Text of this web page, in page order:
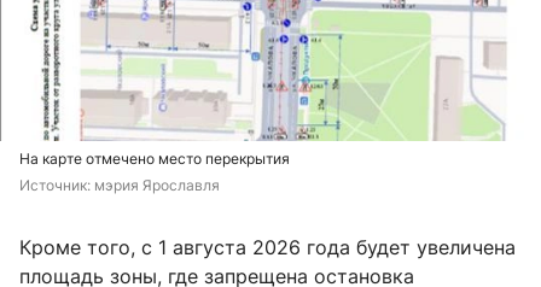
На карте отмечено место перекрытия
Источник: мэрия Ярославля
Кроме того, с 1 августа 2026 года будет увеличена
площадь зоны, где запрещена остановка